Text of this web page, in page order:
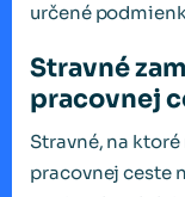
určené
Stravné
pracovnej
Stravné, na
pracovnej ceste